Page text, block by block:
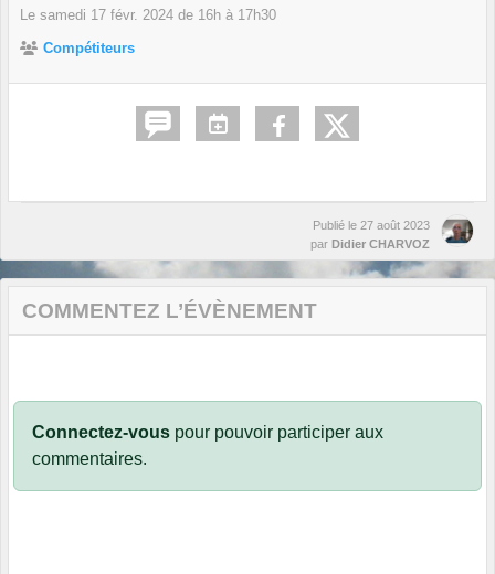
Le samedi 17 févr. 2024 de 16h à 17h30
Compétiteurs
Publié le 27 août 2023
par Didier CHARVOZ
COMMENTEZ L’ÉVÈNEMENT
Connectez-vous pour pouvoir participer aux
commentaires.